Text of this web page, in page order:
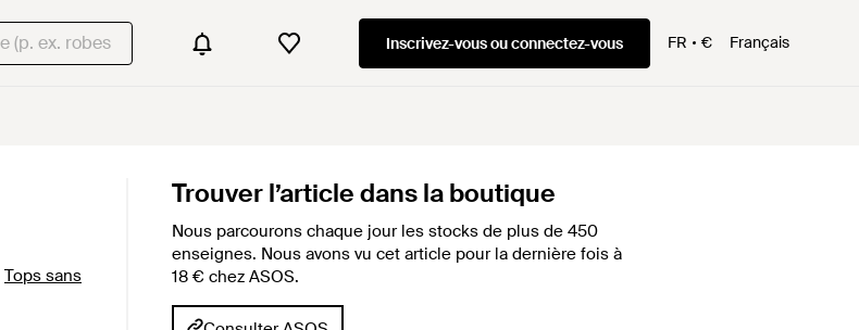
Inscrivez-vous ou connectez-vous FR € Français
Tops sans
Trouver l’article dans la boutique
Nous parcourons chaque jour les stocks de plus de 450
enseignes. Nous avons vu cet article pour la dernière fois à
18 € chez ASOS.